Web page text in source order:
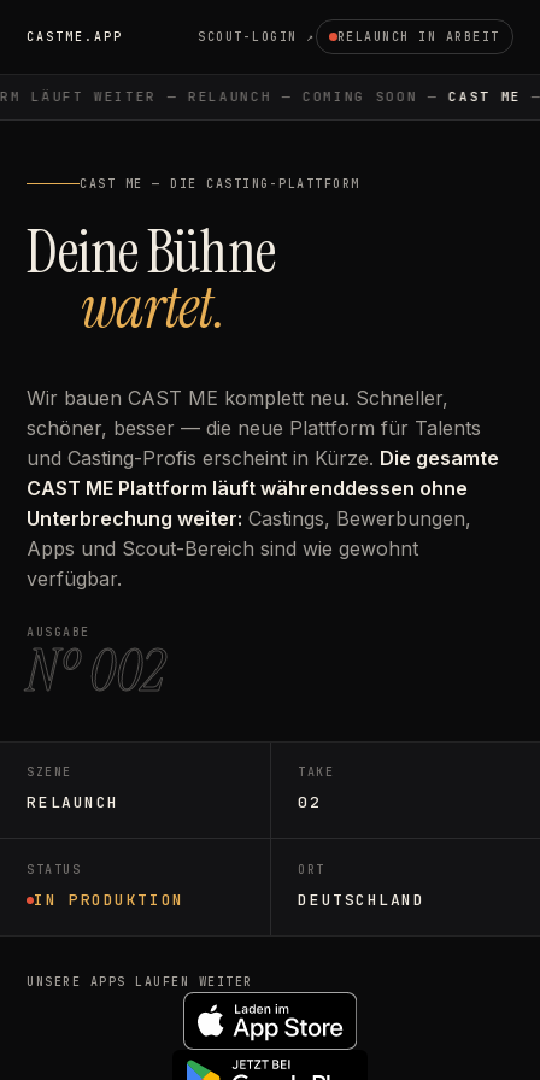
CASTME.APP SCOUT-LOGIN ↗ RELAUNCH IN ARBEIT
LÄUFT WEITER — RELAUNCH — COMING SOON — CAST ME—
CAST ME — DIE CASTING-PLATTFORM
Deine Bühne
wartet.
Wir bauen CAST ME komplett neu. Schneller,
schöner, besser — die neue Plattform für Talents
und Casting-Profis erscheint in Kürze. Die gesamte
CAST ME Plattform läuft währenddessen ohne
Unterbrechung weiter: Castings, Bewerbungen,
Apps und Scout-Bereich sind wie gewohnt
verfügbar.
AUSGABE
Nº 002
SZENE
RELAUNCH
TAKE
02
STATUS
IN PRODUKTION
ORT
DEUTSCHLAND
UNSERE APPS LAUFEN WEITER